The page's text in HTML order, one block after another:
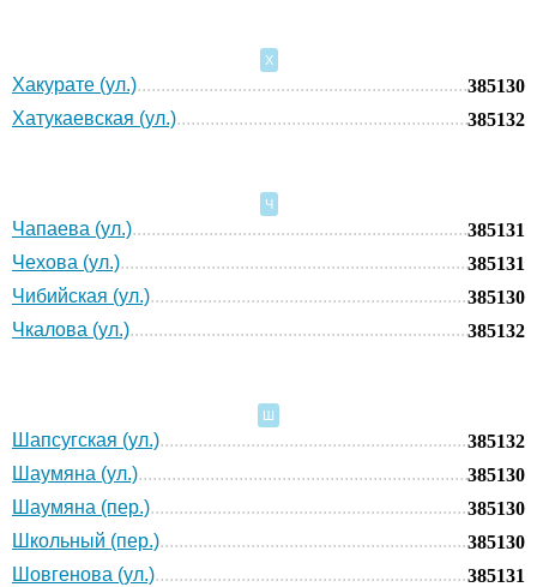
Х
Хакурате (ул.)
385130
Хатукаевская (ул.)
385132
Ч
Чапаева (ул.)
385131
Чехова (ул.)
385131
Чибийская (ул.)
385130
Чкалова (ул.)
385132
Ш
Шапсугская (ул.)
385132
Шаумяна (ул.)
385130
Шаумяна (пер.)
385130
Школьный (пер.)
385130
Шовгенова (ул.)
385131